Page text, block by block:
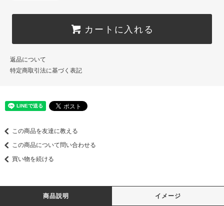
カートに入れる
返品について
特定商取引法に基づく表記
この商品を友達に教える
この商品について問い合わせる
買い物を続ける
商品説明 イメージ